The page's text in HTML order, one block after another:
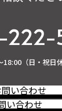
（日・祝日休
い合わせ
い合わせ